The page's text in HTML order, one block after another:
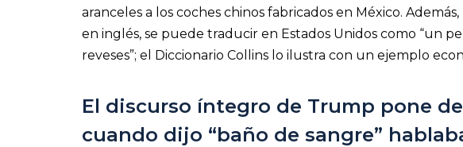
aranceles a los coches chinos fabricados en México. Además,
en inglés, se puede traducir en Estados Unidos como “un
reveses”; el Diccionario Collins lo ilustra con un ejemplo
El discurso íntegro de Trump pone
cuando dijo “baño de sangre”